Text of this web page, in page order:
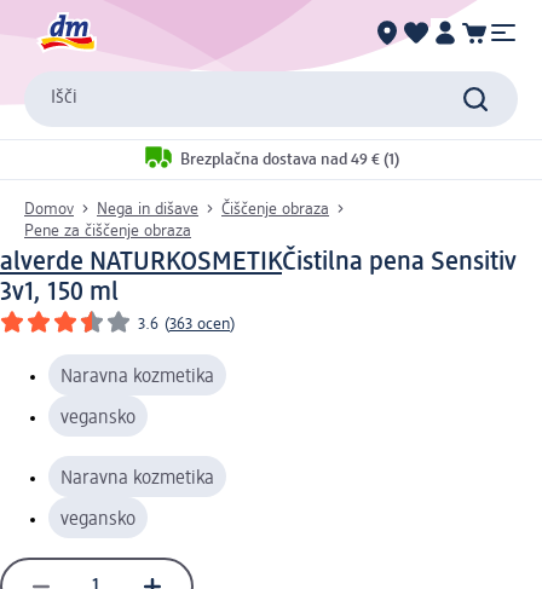
Išči
Brezplačna dostava nad 49 € (1)
Domov Nega in dišave
Čiščenje obraza
Pene za čiščenje obraza
alverde NATURKOSMETIKČistilna pena Sensitiv
3v1, 150 ml
3.6 (363 ocen)
Naravna kozmetika
vegansko
Naravna kozmetika
vegansko